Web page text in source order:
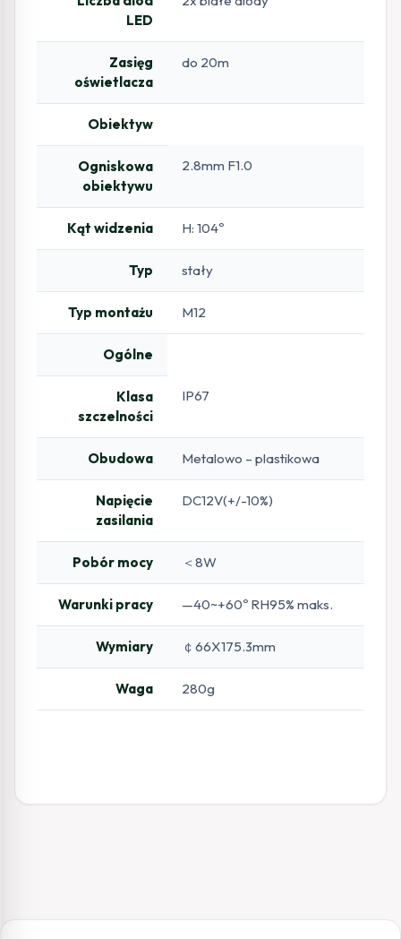
LED
Zasięg
oświetlacza
do 20m
Obiektyw
Ogniskowa
obiektywu
2.8mm F1.0
Kąt widzenia H: 104º
Typ stały
Typ montażu M12
Ogólne
Klasa
szczelności
IP67
Obudowa Metalowo – plastikowa
Napięcie
zasilania
DC12V(+/-10%)
Pobór mocy ＜8W
Warunki pracy —40~+60º RH95% maks.
Wymiary ￠66X175.3mm
Waga 280g